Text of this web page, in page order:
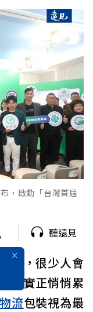
，啟動「台灣首屆
聽遠見
中，很少人會
其實正悄悄累
物流包裝視為最